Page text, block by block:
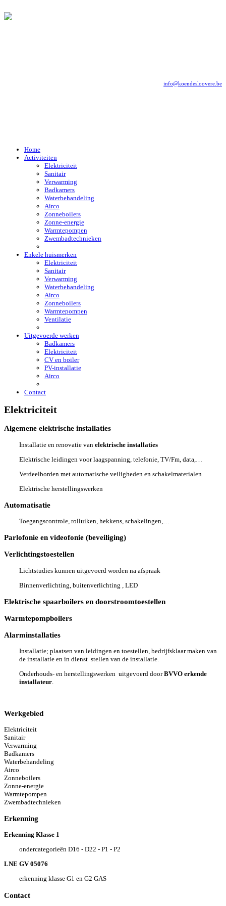
info@koendesloovere.be
Home
Activiteiten
Elektriciteit
Sanitair
Verwarming
Badkamers
Waterbehandeling
Airco
Zonneboilers
Zonne-energie
Warmtepompen
Zwembadtechnieken
Enkele huismerken
Elektriciteit
Sanitair
Verwarming
Waterbehandeling
Airco
Zonneboilers
Warmtepompen
Ventilatie
Uitgevoerde werken
Badkamers
Elektriciteit
CV en boiler
PV-installatie
Airco
Contact
Elektriciteit
Algemene elektrische installaties
Installatie en renovatie van elektrische installaties
Elektrische leidingen voor laagspanning, telefonie, TV/Fm, data,…
Verdeelborden met automatische veiligheden en schakelmaterialen
Elektrische herstellingswerken
Automatisatie
Toegangscontrole, rolluiken, hekkens, schakelingen,…
Parlofonie en videofonie (beveiliging)
Verlichtingstoestellen
Lichtstudies kunnen uitgevoerd worden na afspraak
Binnenverlichting, buitenverlichting , LED
Elektrische spaarboilers en doorstroomtoestellen
Warmtepompboilers
Alarminstallaties
Installatie; plaatsen van leidingen en toestellen, bedrijfsklaar maken van
de installatie en in dienst stellen van de installatie.
Onderhouds- en herstellingswerken uitgevoerd doorBVVO erkende
installateur.
Werkgebied
Elektriciteit
Sanitair
Verwarming
Badkamers
Waterbehandeling
Airco
Zonneboilers
Zonne-energie
Warmtepompen
Zwembadtechnieken
Erkenning
Erkenning Klasse 1
ondercategorieën D16 - D22 - P1 - P2
LNE GV 05076
erkenning klasse G1 en G2 GAS
Contact